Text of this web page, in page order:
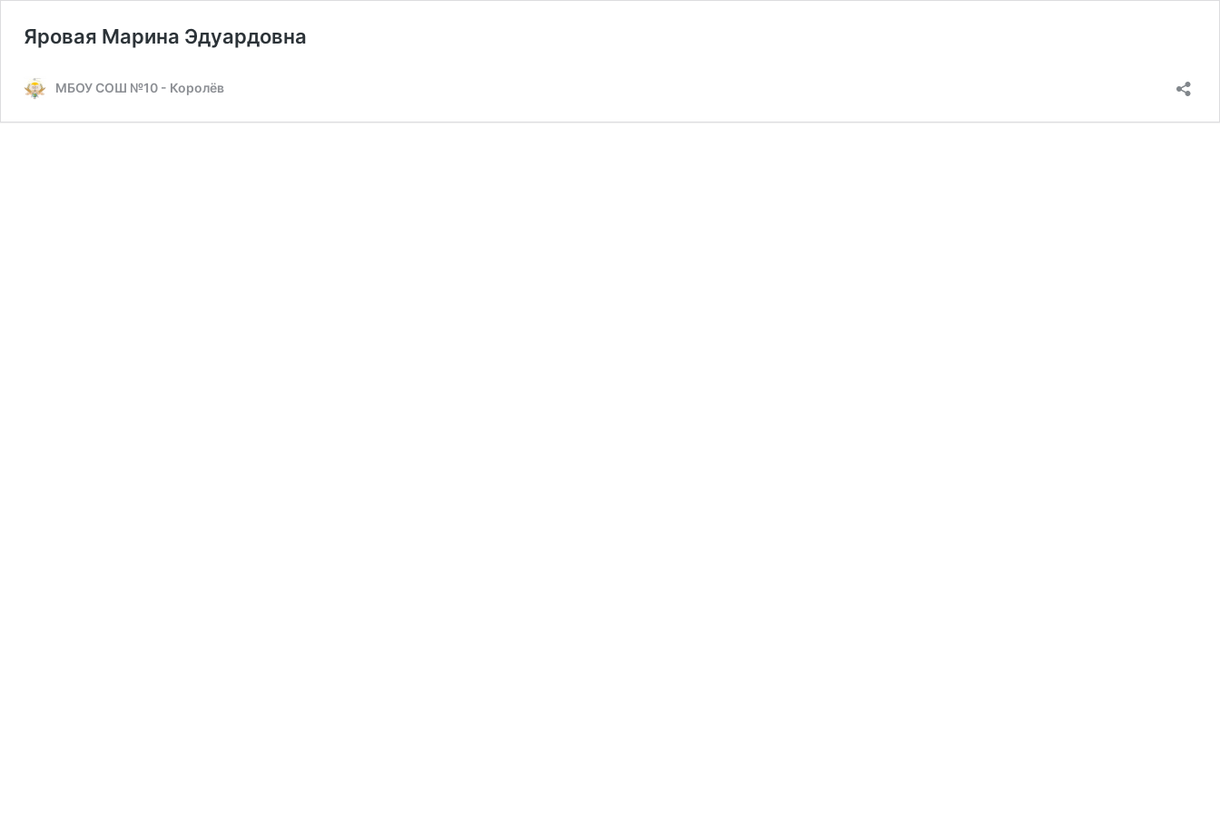
Яровая Марина Эдуардовна
МБОУ СОШ №10 - Королёв